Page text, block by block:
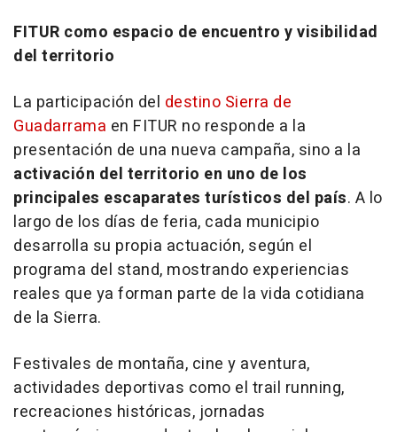
FITUR como espacio de encuentro y visibilidad
del territorio
La participación del destino Sierra de
Guadarrama en FITUR no responde a la
presentación de una nueva campaña, sino a la
activación del territorio en uno de los
principales escaparates turísticos del país. A lo
largo de los días de feria, cada municipio
desarrolla su propia actuación, según el
programa del stand, mostrando experiencias
reales que ya forman parte de la vida cotidiana
de la Sierra.
Festivales de montaña, cine y aventura,
actividades deportivas como el trail running,
recreaciones históricas, jornadas